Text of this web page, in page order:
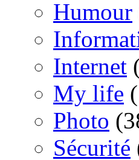
Humour
Internet
My life
Photo
Sécurité